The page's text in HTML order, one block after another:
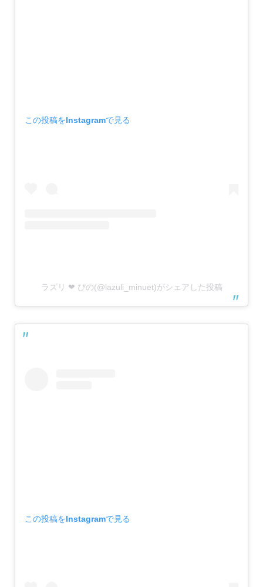
この投稿をInstagramで見る
ラズリ ❤︎ ぴの(@lazuli_minuet)がシェアした投稿
この投稿をInstagramで見る